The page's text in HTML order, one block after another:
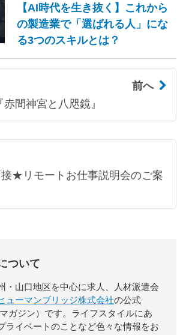
【AI時代を生き抜く】これから
の製造業で「選ばれる人」にな
る3つのスキルとは？
前へ
間神宮と八咫鏡』
★リモートお仕事説明会のご案
ついて
・山口地区を中心に求人、人材派遣会
ューマンブリッジ株式会社の公式
ガジン）です。ライフスタイルにあ
ライベートのことなど色々な情報をお